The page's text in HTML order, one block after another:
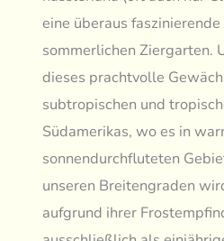
eine überaus
sommerlichen Ziergarten.
dieses prachtvolle
subtropischen und
Südamerikas, wo es in
sonnendurchfluteten
unseren Breitengraden
aufgrund ihrer